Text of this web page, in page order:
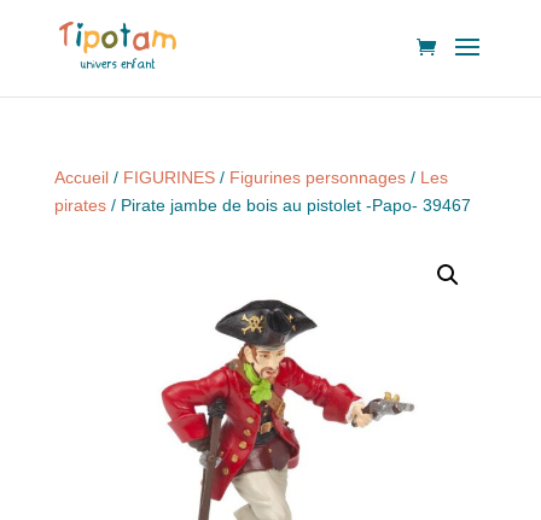
Accueil/ FIGURINES/ Figurines personnages/ Les
pirates/ Pirate jambe de bois au pistolet -Papo- 39467